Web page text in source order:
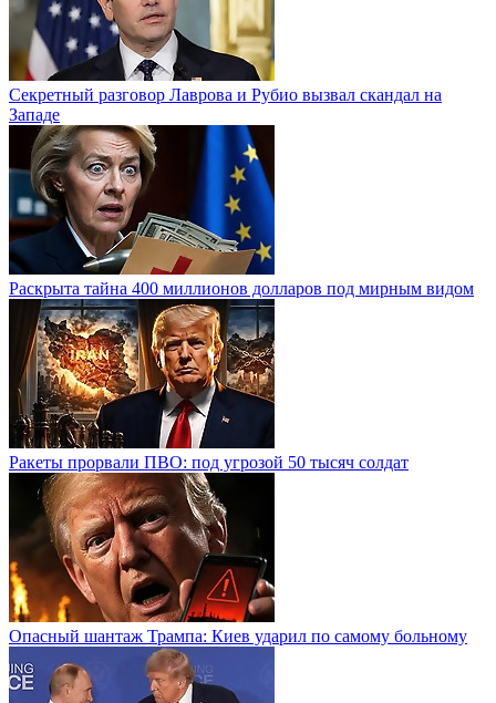
Секретный разговор Лаврова и Рубио вызвал скандал на
Западе
Раскрыта тайна 400 миллионов долларов под мирным видом
Ракеты прорвали ПВО: под угрозой 50 тысяч солдат
Опасный шантаж Трампа: Киев ударил по самому больному